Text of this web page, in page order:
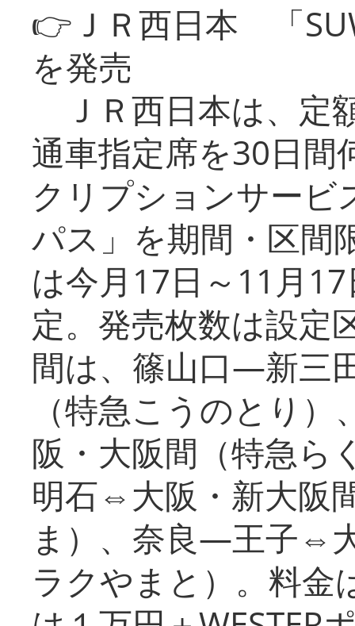
👉ＪＲ西日本 「
を発売
ＪＲ西日本は、定
通車指定席を30日間
クリプションサービ
パス」を期間・区間
は今月17日～11月
定。発売枚数は設定
間は、篠山口―新三
（特急こうのとり
阪・大阪間（特急
明石⇔大阪・新大阪
ま）、奈良―王子⇔
ラクやまと）。料金